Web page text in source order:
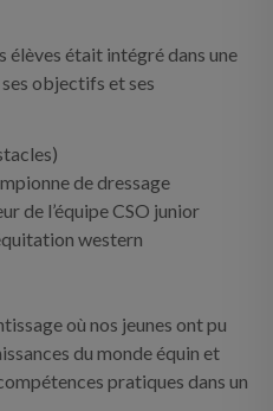
élèves était intégré dans une
objectifs et ses
de dressage
de l’équipe CSO junior
western
où nos jeunes ont pu
du monde équin et
pratiques dans un